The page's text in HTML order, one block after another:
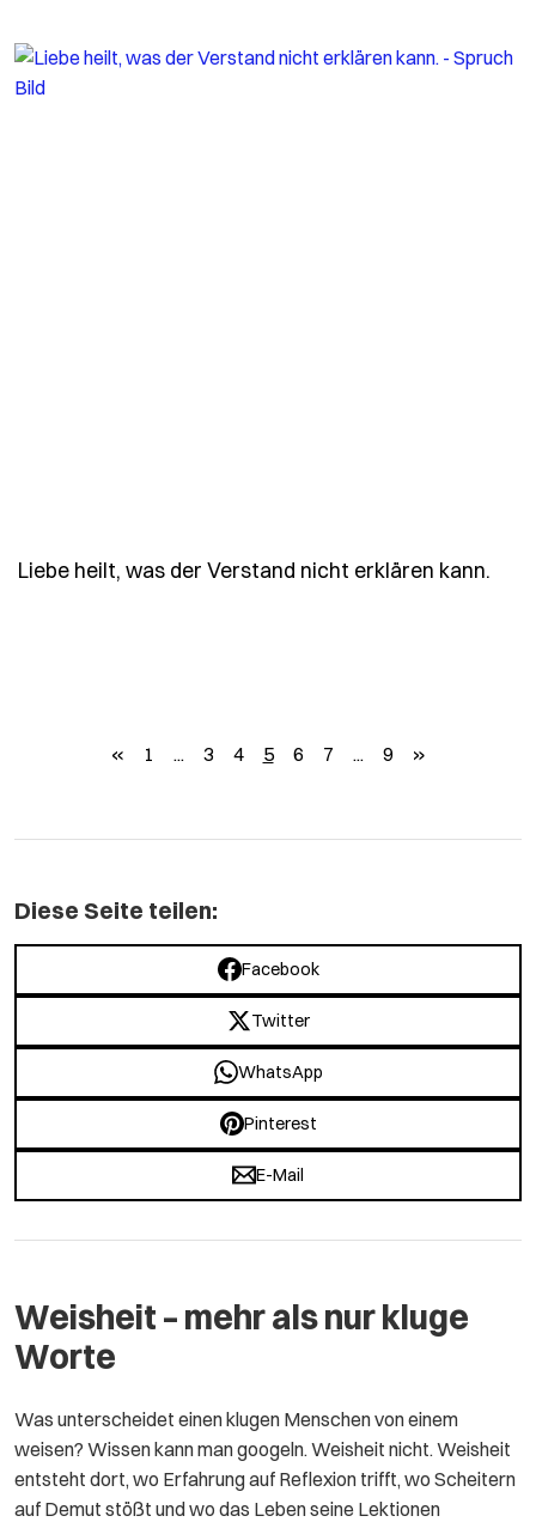
Liebe heilt, was der Verstand nicht erklären kann.
«zurück
1 ... 3 4 5 6 7 ... 9 »weiter
Diese Seite teilen:
Facebook
Twitter
WhatsApp
Pinterest
E-Mail
Weisheit – mehr als nur kluge
Worte
Was unterscheidet einen klugen Menschen von einem
weisen? Wissen kann man googeln. Weisheit nicht. Weisheit
entsteht dort, wo Erfahrung auf Reflexion trifft, wo Scheitern
auf Demut stößt und wo das Leben seine Lektionen